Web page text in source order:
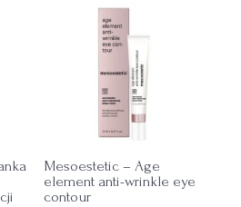
Mesoestetic – Age
element anti-wrinkle eye
contour